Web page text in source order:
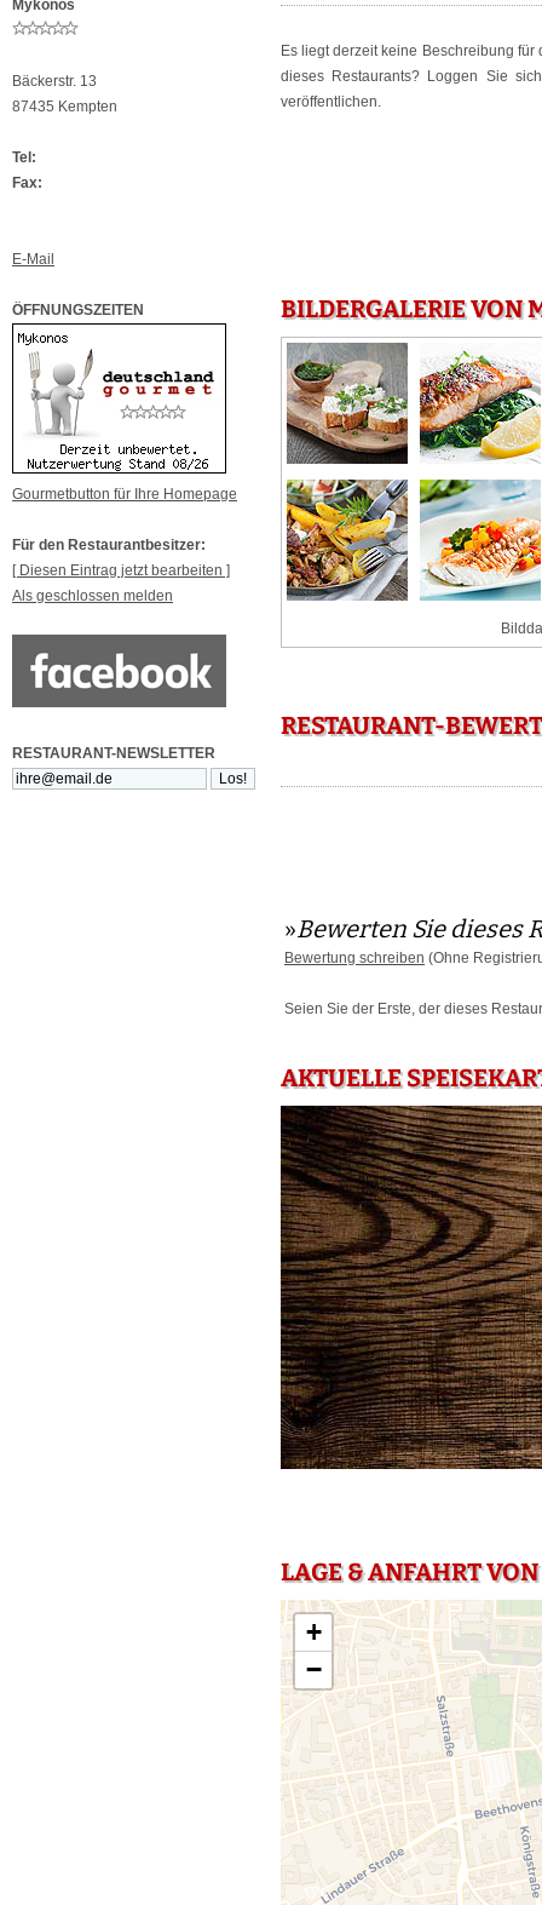
Mykonos
Bäckerstr. 13
87435 Kempten
Tel:
Fax:
E-Mail
ÖFFNUNGSZEITEN
Gourmetbutton für Ihre Homepage
Für den Restaurantbesitzer:
[ Diesen Eintrag jetzt bearbeiten ]
Als geschlossen melden
RESTAURANT-NEWSLETTER
Es liegt derzeit keine Beschreibung für
dieses Restaurants? Loggen Sie
veröffentlichen.
BILDERGALERIE VON
RESTAURANT-
»Bewerten Sie dieses
Bewertung schreiben (Ohne
Seien Sie der Erste, der dieses
AKTUELLE
LAGE & ANFAHRT
+
−